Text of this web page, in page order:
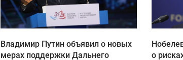
Владимир Путин объявил о новых
мерах поддержки Дальнего
о